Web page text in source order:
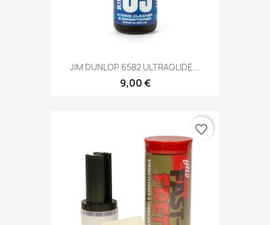
JIM DUNLOP 6582 ULTRAGLIDE...
9,00 €
favorite_border